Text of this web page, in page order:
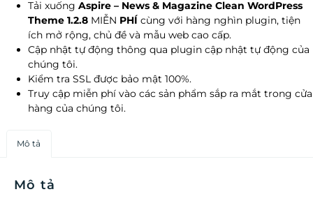
Tải xuống Aspire – News & Magazine Clean WordPress
Theme 1.2.8 MIỄN PHÍ cùng với hàng nghìn plugin, tiện
ích mở rộng, chủ đề và mẫu web cao cấp.
Cập nhật tự động thông qua plugin cập nhật tự động của
chúng tôi.
Kiểm tra SSL được bảo mật 100%.
Truy cập miễn phí vào các sản phẩm sắp ra mắt trong cửa
hàng của chúng tôi.
Mô tả
Mô tả